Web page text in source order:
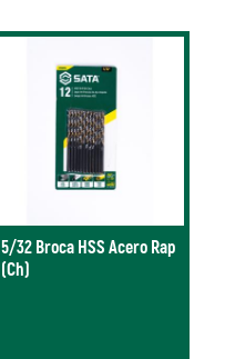
5/32 Broca HSS Acero Rap
(Ch)